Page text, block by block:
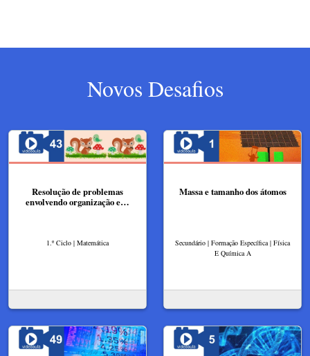
Novos Desafios
Resolução de problemas
envolvendo organização e…
1.º Ciclo | Matemática
Massa e tamanho dos átomos
Secundário | Formação Específica | Física
E Química A